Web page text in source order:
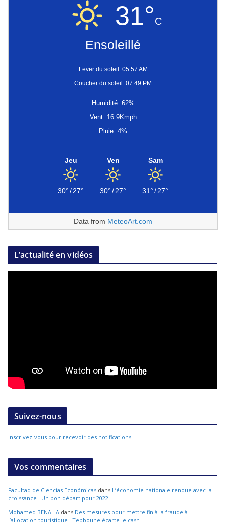
31°C
Ensoleillé
Lever du soleil: 05:57 AM
Coucher du soleil: 07:49 PM
Humidité: 62%
Vent: 16.9Kmph
Pluie: 4%
Jeu
30°/27°
Ven
30°/27°
Sam
31°/27°
Data from MeteoArt.com
L’actualité en vidéos
Suivez-nous
Inscrivez-vous pour recevoir des notifications
Vos commentaires
Facultad de Ciencias Económicas dans L’économie nationale renoue avec la
croissance : Un bon départ pour 2022
Mohamed BENALIA dans Des mesures pour mettre fin à la fraude à
l’allocation touristique : Tebboune écarte le cash !